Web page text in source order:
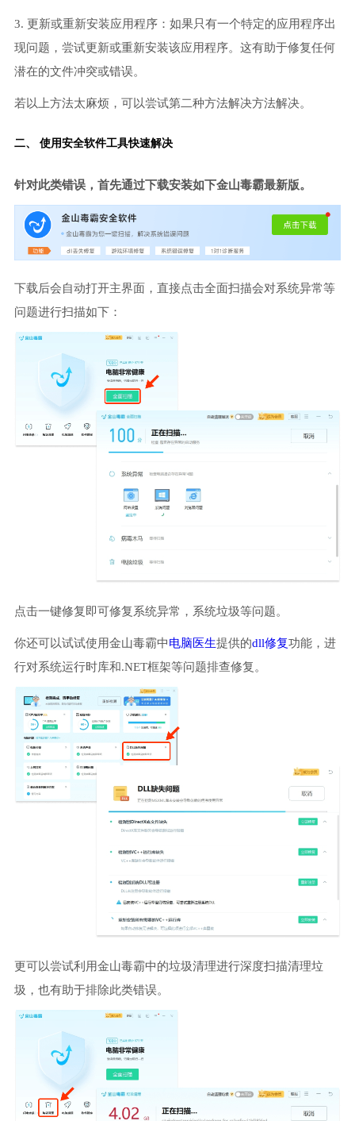
3. 更新或重新安装应用程序：如果只有一个特定的应用程序出
现问题，尝试更新或重新安装该应用程序。这有助于修复任何
潜在的文件冲突或错误。
若以上方法太麻烦，可以尝试第二种方法解决方法解决。
二、 使用安全软件工具快速解决
针对此类错误，首先通过下载安装如下金山毒霸最新版。
下载后会自动打开主界面，直接点击全面扫描会对系统异常等
问题进行扫描如下：
点击一键修复即可修复系统异常，系统垃圾等问题。
你还可以试试使用金山毒霸中电脑医生提供的dll修复功能，进
行对系统运行时库和.NET框架等问题排查修复。
更可以尝试利用金山毒霸中的垃圾清理进行深度扫描清理垃
圾，也有助于排除此类错误。